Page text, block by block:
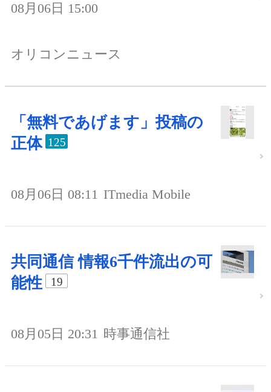
08月06日 15:00
オリコンニュース
「無料であげます」投稿の
正体 125
08月06日 08:11 ITmedia Mobile
共同通信 情報6千件流出の可
能性
19
08月05日 20:31 時事通信社